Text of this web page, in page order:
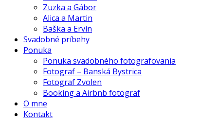
Zuzka a Gábor
Alica a Martin
Baška a Ervín
Svadobné príbehy
Ponuka
Ponuka svadobného fotografovania
Fotograf – Banská Bystrica
Fotograf Zvolen
Booking a Airbnb fotograf
O mne
Kontakt